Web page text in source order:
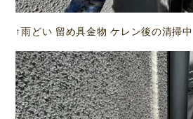
↑雨どい 留め具金物 ケレン後の清掃中